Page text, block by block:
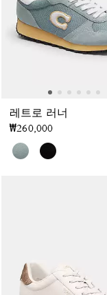
레트로 러너
₩260,000